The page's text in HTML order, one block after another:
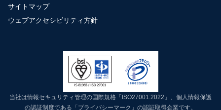
サイトマップ
ウェブアクセシビリティ方針
当社は情報セキュリティ管理の国際規格「ISO27001:2022」、個人情報保護
の認証制度である「プライバシーマーク」の認証取得企業です。